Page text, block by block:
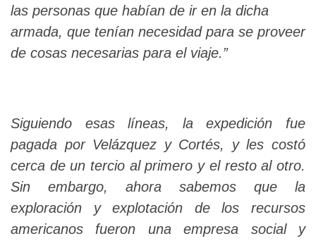
las personas que habían de ir en la dicha
armada, que tenían necesidad para se proveer
de cosas necesarias para el viaje.”
Siguiendo esas líneas, la expedición fue
pagada por Velázquez y Cortés, y les costó
cerca de un tercio al primero y el resto al otro.
Sin embargo, ahora sabemos que la
exploración y explotación de los recursos
americanos fueron una empresa social y